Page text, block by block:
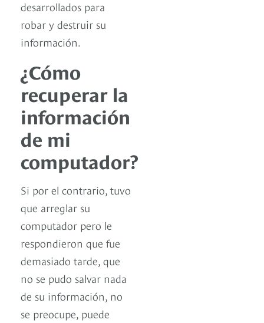
desarrollados para
robar y destruir su
información.
¿Cómo
recuperar la
información
de mi
computador?
Si por el contrario, tuvo
que arreglar su
computador pero le
respondieron que fue
demasiado tarde, que
no se pudo salvar nada
de su información, no
se preocupe, puede